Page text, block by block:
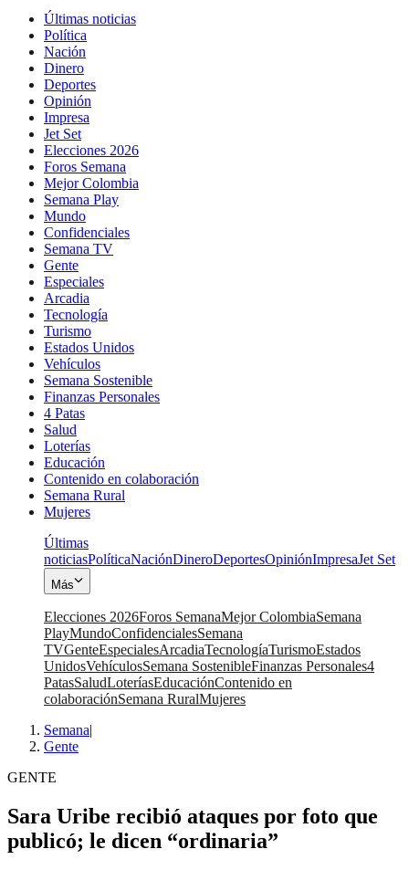
Últimas noticias
Política
Nación
Dinero
Deportes
Opinión
Impresa
Jet Set
Elecciones 2026
Foros Semana
Mejor Colombia
Semana Play
Mundo
Confidenciales
Semana TV
Gente
Especiales
Arcadia
Tecnología
Turismo
Estados Unidos
Vehículos
Semana Sostenible
Finanzas Personales
4 Patas
Salud
Loterías
Educación
Contenido en colaboración
Semana Rural
Mujeres
Últimas
noticiasPolíticaNaciónDineroDeportesOpiniónImpresaJet Set
Más
Elecciones 2026Foros SemanaMejor ColombiaSemana
PlayMundoConfidencialesSemana
TVGenteEspecialesArcadiaTecnologíaTurismoEstados
UnidosVehículosSemana SostenibleFinanzas Personales4
PatasSaludLoteríasEducaciónContenido en
colaboraciónSemana RuralMujeres
Semana|
Gente
GENTE
Sara Uribe recibió ataques por foto que
publicó; le dicen “ordinaria”